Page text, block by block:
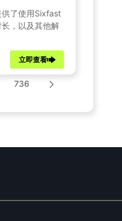
供了使用Sixfast
，以及其他解
立即查看
736